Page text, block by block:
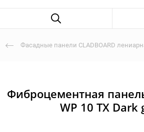
Фасадные панели CLADBOARD
Фиброцементная
WP 10 TX Dark